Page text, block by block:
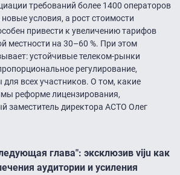
требований более 1400 операторов
условия, а рост стоимости
привести к увеличению тарифов
местности на 30–60 %. При этом
устойчивые телеком-рынки
регулирование,
всех участников. О том, какие
реформе лицензирования,
заместитель директора АСТО Олег
глава": эксклюзив viju как
аудитории и усиления